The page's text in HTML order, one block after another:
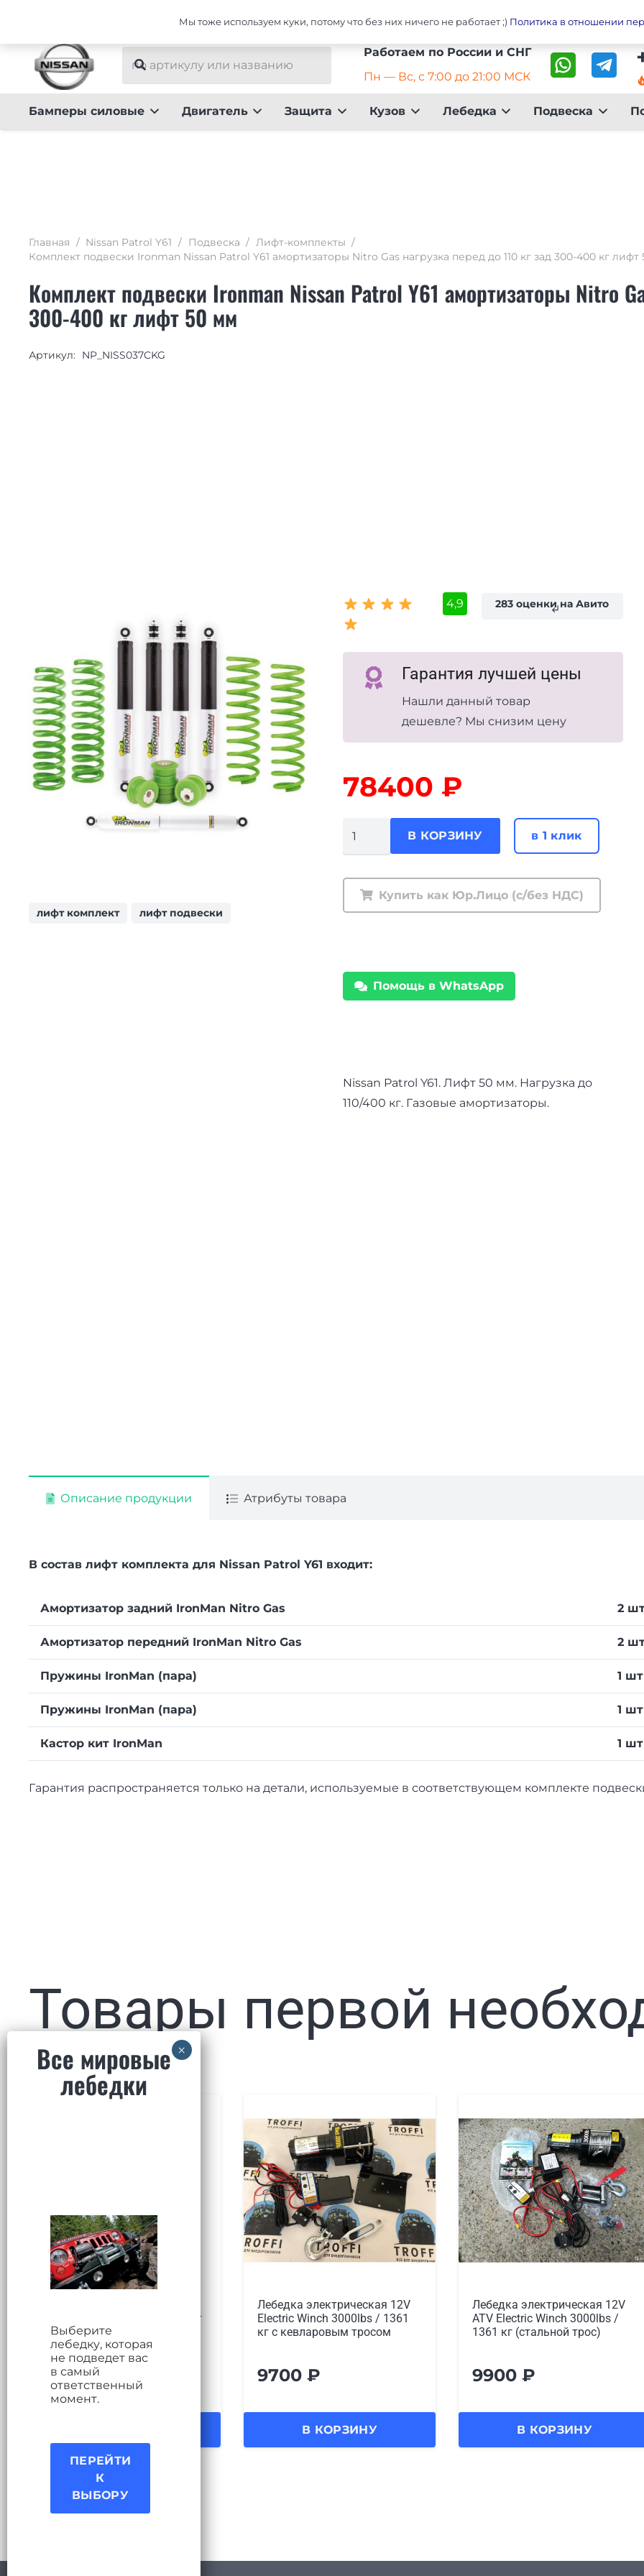
Интернет-магазин тюнинга для Nissan Patrol Y61 Главная Оплата
Работаем по России и СНГ
Пн — Вс, с 7:00 до 21:00 МСК
Бамперы силовые Двигатель Защита Кузов Лебедка Подвеска
Главная / Nissan Patrol Y61 / Подвеска / Лифт-комплекты /
Комплект подвески Ironman Nissan Patrol Y61 амортизаторы Nitro Gas нагрузка перед до 110 кг зад 300-400 кг лифт
Комплект подвески Ironman Nissan Patrol Y61 амортизаторы Nitro
300-400 кг лифт 50 мм
Артикул: NP_NISS037CKG
лифт комплект лифт подвески
4,9 283 оценки на Авито
subdirectory_arrow_left
Гарантия лучшей цены
Нашли данный товар
дешевле? Мы снизим цену
78400 ₽
подвески
Ironman
амортизаторы
до
110
В КОРЗИНУ в 1 клик
Купить как Юр.Лицо (с/без НДС)
Помощь в WhatsApp
Nissan Patrol Y61. Лифт 50 мм. Нагрузка до
110/400 кг. Газовые амортизаторы.
Описание продукции Атрибуты товара
В состав лифт комплекта для Nissan Patrol Y61 входит:
Амортизатор задний IronMan Nitro Gas 2
Амортизатор передний IronMan Nitro Gas 2
Пружины IronMan (пара) 1 шт
Пружины IronMan (пара) 1 шт
Кастор кит IronMan 1 шт
Гарантия распространяется только на детали, используемые в соответствующем комплекте
Товары первой
Electric Winch 2000lbs / 907 кг
стальной трос, артикул
7500₽
Лебедка электрическая 12V
Electric Winch 3000lbs / 1361
кг с кевларовым тросом
9700₽
В КОРЗИНУ
Лебедка электрическая 12V
ATV Electric Winch 3000lbs /
1361 кг (стальной трос)
9900₽
В КОРЗИНУ
Выберите
лебедку, которая
не подведет вас
в самый
ответственный
момент.
ПЕРЕЙТИ
К
ВЫБОРУ
Мы тоже используем куки, потому что без них ничего не работает ;) Политика в отношении